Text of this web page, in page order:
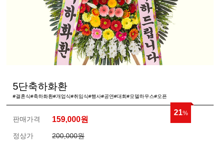
5단축하화환
#결혼식#축하화환#개업식#취임식#행사#공연#대회#모델하우스#오픈
21%
판매가격 159,000원
정상가
200,000원